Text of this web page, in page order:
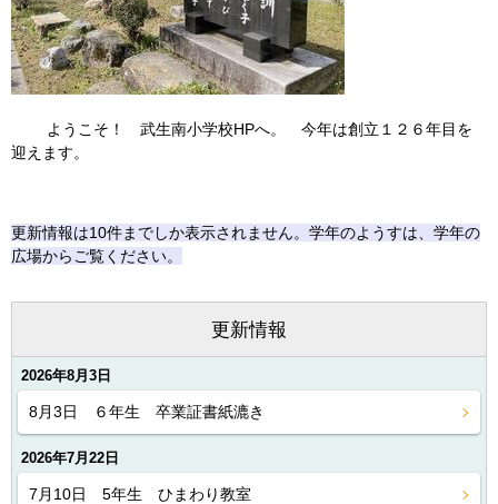
ようこそ！ 武生南小学校HPへ。 今年は創立１２６年目を
迎えます。
更新情報は10件までしか表示されません。学年のようすは、学年の
広場からご覧ください。
更新情報
2026年8月3日
8月3日 ６年生 卒業証書紙漉き
2026年7月22日
7月10日 5年生 ひまわり教室